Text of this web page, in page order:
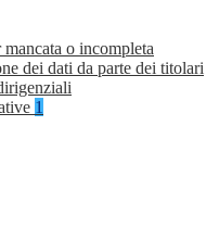
mancata o incompleta
dei dati da parte dei titolari
1